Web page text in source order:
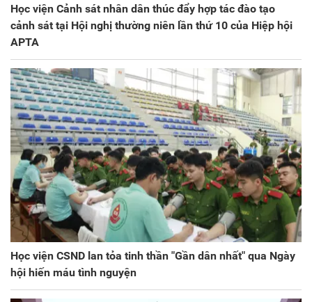
Học viện Cảnh sát nhân dân thúc đẩy hợp tác đào tạo
cảnh sát tại Hội nghị thường niên lần thứ 10 của Hiệp hội
APTA
Học viện CSND lan tỏa tinh thần "Gần dân nhất" qua Ngày
hội hiến máu tình nguyện